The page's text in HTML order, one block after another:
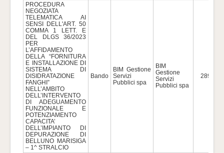
PROCEDURA
NEGOZIATA
TELEMATICA AI
SENSI DELL'ART. 50
COMMA 1 LETT. E
DEL DLGS 36/2023
PER
L’AFFIDAMENTO
DELLA “FORNITURA
E INSTALLAZIONE DI
SISTEMA DI
DISIDRATAZIONE
FANGHI”
NELL’AMBITO
DELL’INTERVENTO
DI ADEGUAMENTO
FUNZIONALE E
POTENZIAMENTO
CAPACITA’
DELL’IMPIANTO DI
DEPURAZIONE DI
BELLUNO MARISIGA
– 1^ STRALCIO
Bando
BIM Gestione
Servizi
Pubblici spa
BIM
Gestione
Servizi
Pubblici spa